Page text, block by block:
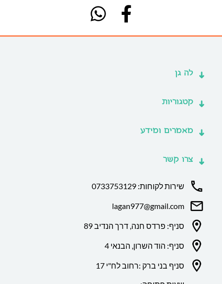
לה גן
קטגוריות
מאמרים ומידע
צרו קשר
שירות לקוחות: 0733753129
lagan977@gmail.com
סניף: פרדס חנה, דרך הנדיב 89
סניף: הוד השרון, הבנאי 4
סניף בני ברק :רחוב לח"י 17